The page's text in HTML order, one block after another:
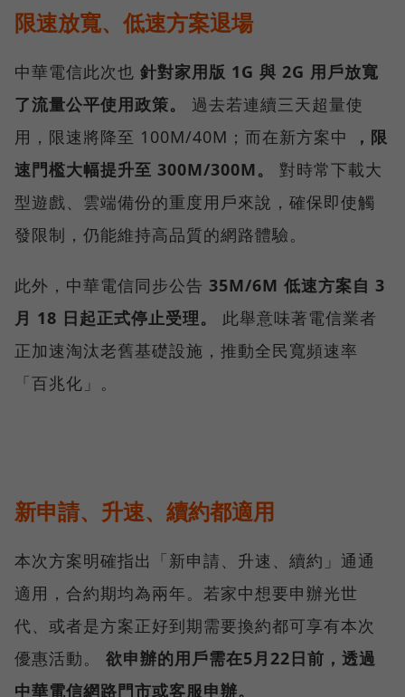
限速放寬、低速方案退場
中華電信此次也 針對家用版 1G 與 2G 用戶放寬
了流量公平使用政策。
過去若連續三天超量使
用，限速將降至 100M/40M；而在新方案中
，限
速門檻大幅提升至 300M/300M。
對時常下載大
型遊戲、雲端備份的重度用戶來說，確保即使觸
發限制，仍能維持高品質的網路體驗。
此外，中華電信同步公告 35M/6M 低速方案自 3
月 18 日起正式停止受理。
此舉意味著電信業者
正加速淘汰老舊基礎設施，推動全民寬頻速率
「百兆化」。
新申請、升速、續約都適用
本次方案明確指出「新申請、升速、續約」通通
適用，合約期均為兩年。若家中想要申辦光世
代、或者是方案正好到期需要換約都可享有本次
優惠活動。 欲申辦的用戶需在5月22日前，透過
中華電信網路門市或客服申辦。